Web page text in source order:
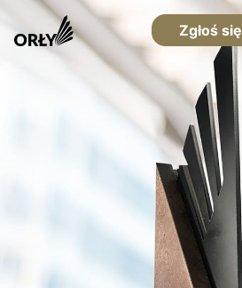
Zgłoś się